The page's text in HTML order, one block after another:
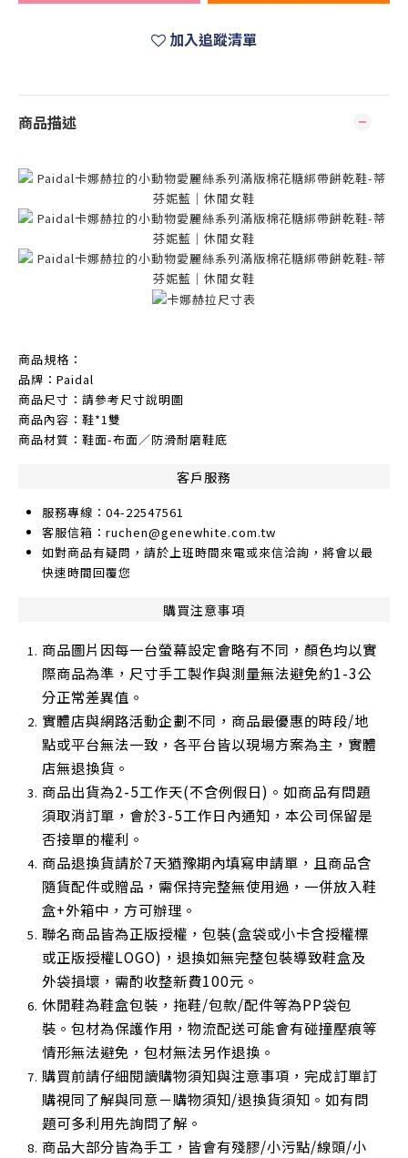
加入追蹤清單
商品描述
商品規格：
品牌：Paidal
商品尺寸：請參考尺寸說明圖
商品內容：鞋*1雙
商品材質：鞋面-布面／防滑耐磨鞋底
客戶服務
服務專線：04-22547561
客服信箱：ruchen@genewhite.com.tw
如對商品有疑問，請於上班時間來電或來信洽詢，將會以最
快速時間回覆您
購買注意事項
商品圖片因每一台螢幕設定會略有不同，顏色均以實
際商品為準，尺寸手工製作與測量無法避免約1-3公
分正常差異值。
實體店與網路活動企劃不同，商品最優惠的時段/地
點或平台無法一致，各平台皆以現場方案為主，實體
店無退換貨。
商品出貨為2-5工作天(不含例假日)。如商品有問題
須取消訂單，會於3-5工作日內通知，本公司保留是
否接單的權利。
商品退換貨請於7天猶豫期內填寫申請單，且商品含
隨貨配件或贈品，需保持完整無使用過，一併放入鞋
盒+外箱中，方可辦理。
聯名商品皆為正版授權，包裝(盒袋或小卡含授權標
或正版授權LOGO)，退換如無完整包裝導致鞋盒及
外袋損壞，需酌收整新費100元。
休閒鞋為鞋盒包裝，拖鞋/包款/配件等為PP袋包
裝。包材為保護作用，物流配送可能會有碰撞壓痕等
情形無法避免，包材無法另作退換。
購買前請仔細閱讀購物須知與注意事項，完成訂單訂
購視同了解與同意－購物須知/退換貨須知。如有問
題可多利用先詢問了解。
商品大部分皆為手工，皆會有殘膠/小污點/線頭/小